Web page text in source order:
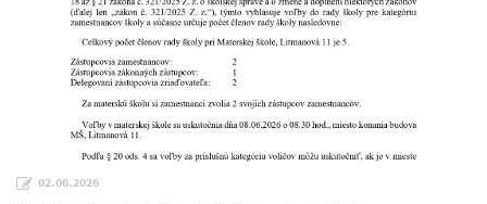
02.06.2026